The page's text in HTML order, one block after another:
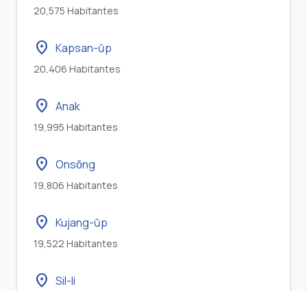
20,575 Habitantes
location_on Kapsan-ŭp
20,406 Habitantes
location_on Anak
19,995 Habitantes
location_on Onsŏng
19,806 Habitantes
location_on Kujang-ŭp
19,522 Habitantes
location_on Sil-li